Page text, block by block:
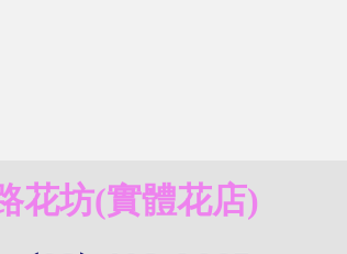
坊(實體花店)